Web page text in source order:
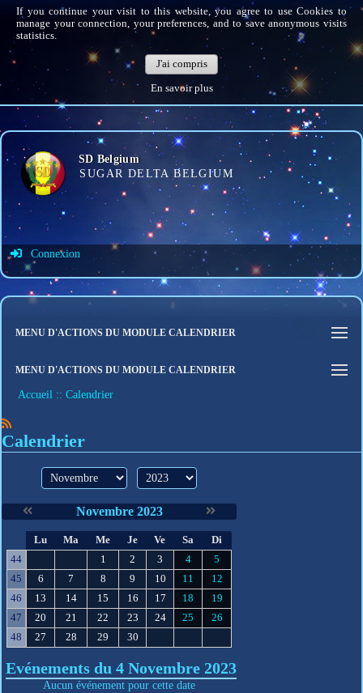
If you continue your visit to this website, you agree to use Cookies to
manage your connection, your preferences, and to save anonymous visits
statistics.
J'ai compris
En savoir plus
SD Belgium
SUGAR DELTA BELGIUM
Connexion
Identifiant de connexion
Mot de passe
Connexion auto
Connexion
MENU D'ACTIONS DU MODULE CALENDRIER
MENU D'ACTIONS DU MODULE CALENDRIER
Accueil Calendrier
Calendrier
mois année
Novembre 2023
e
Lu Ma Me Je Ve Sa
Di
44
1 2 3 4
5
45
6 7 8 9 10 11
12
46
13 14 15 16 17 18
19
47
20 21 22 23 24 25
26
48
27 28 29 30
Evénements du 4 Novembre 2023
Aucun événement pour cette date